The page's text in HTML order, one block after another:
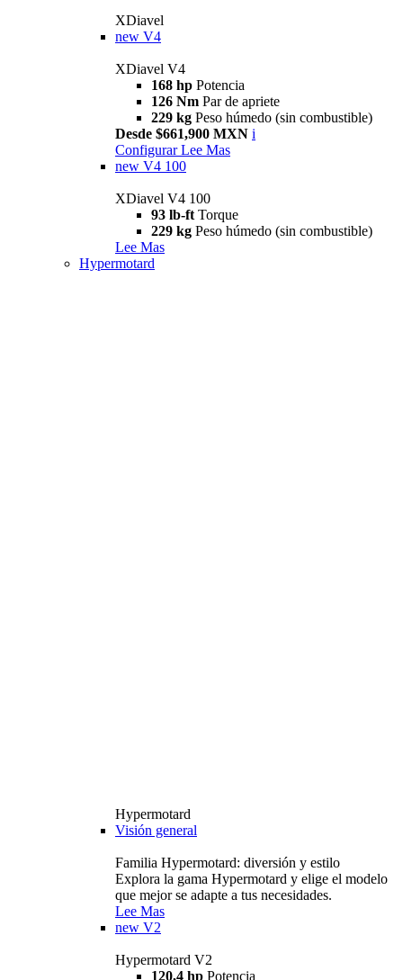
XDiavel
new V4
XDiavel V4
168 hp Potencia
126 Nm Par de apriete
229 kg Peso húmedo (sin combustible)
Desde $661,900 MXN i
Configurar Lee Mas
new V4 100
XDiavel V4 100
93 lb-ft Torque
229 kg Peso húmedo (sin combustible)
Lee Mas
Hypermotard
Hypermotard
Visión general
Familia Hypermotard: diversión y estilo
Explora la gama Hypermotard y elige el modelo
que mejor se adapte a tus necesidades.
Lee Mas
new V2
Hypermotard V2
120,4 hp Potencia